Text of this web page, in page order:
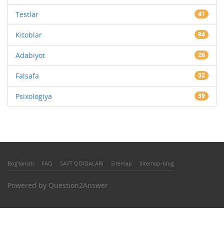
Testlar 41
Kitoblar 94
Adabiyot 26
Falsafa 32
Psixologiya 39
Bog'lanish FAQ SAYT QOIDALARI Sitemap Sitemap-blog
Powered by Question2Answer